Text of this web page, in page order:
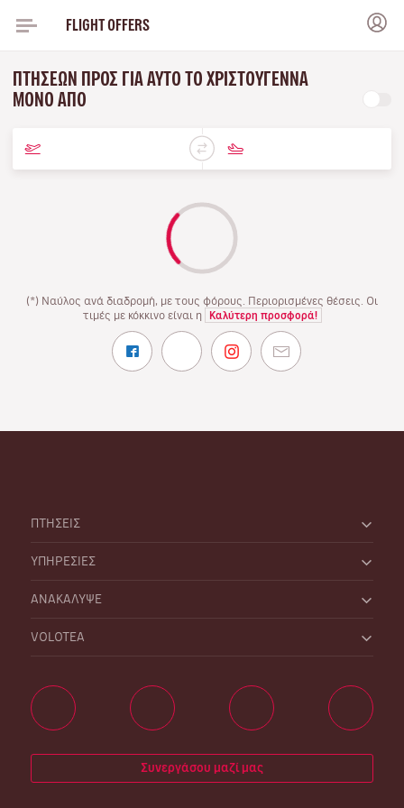
FLIGHT OFFERS
ΠΤΉΣΕΩΝ ΠΡΟΣ ΓΙΑ ΑΥΤΌ ΤΟ ΧΡΙΣΤΟΎΓΕΝΝΑ
ΜΌΝΟ ΑΠΌ
(*) Ναύλος ανά διαδρομή, με τους φόρους. Περιορισμένες θέσεις. Οι
τιμές με κόκκινο είναι η
Καλύτερη προσφορά!
ΠΤΗΣΕΙΣ
ΥΠΗΡΕΣΙΕΣ
ΑΝΑΚΑΛΥΨΕ
VOLOTEA
Συνεργάσου μαζί μας